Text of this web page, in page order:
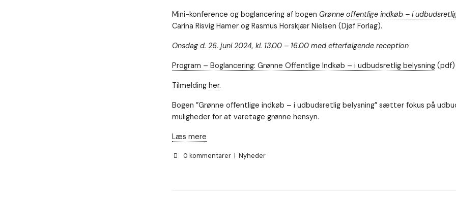
Mini-konference og boglancering af bogen Grønne offentlige indkøb – i
Carina Risvig Hamer og Rasmus Horskjær Nielsen (Djøf Forlag).
Onsdag d. 26. juni 2024, kl. 13.00 – 16.00 med efterfølgende reception
Program – Boglancering: Grønne Offentlige Indkøb – i udbudsretlig belysning(pdf)
Tilmelding her.
Bogen ”Grønne offentlige indkøb – i udbudsretlig belysning” sætter fokus på
muligheder for at varetage grønne hensyn.
Læs mere
0 kommentarer | Nyheder